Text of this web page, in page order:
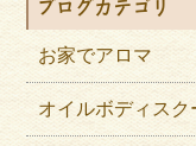
ブログカテゴリ
お家でアロマ
オイルボディスク